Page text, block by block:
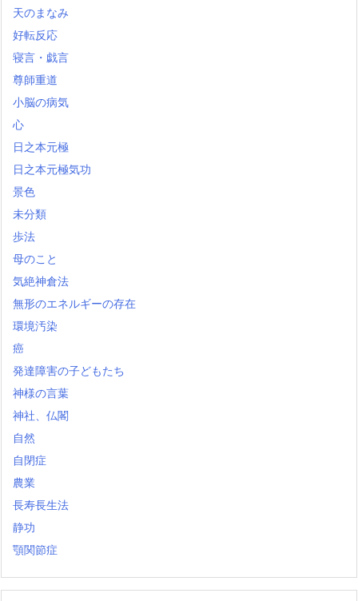
天のまなみ
好転反応
寝言・戯言
尊師重道
小脳の病気
心
日之本元極
日之本元極気功
景色
未分類
歩法
母のこと
気絶神倉法
無形のエネルギーの存在
環境汚染
癌
発達障害の子どもたち
神様の言葉
神社、仏閣
自然
自閉症
農業
長寿長生法
静功
顎関節症